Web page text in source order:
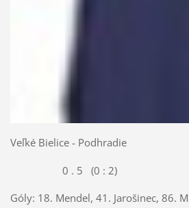
Veľké Bielice - Podhradie
0 . 5 (0 : 2)
Góly: 18. Mendel, 41. Jarošinec, 86.